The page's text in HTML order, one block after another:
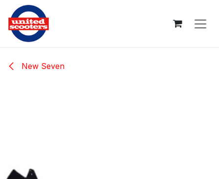
Overslaan naar inhoud
New Seven